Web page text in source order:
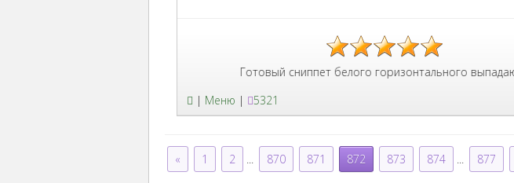
Готовый сниппет белого горизонтального
| Меню | 5321
« 1 2 870 871 872 873 874 877